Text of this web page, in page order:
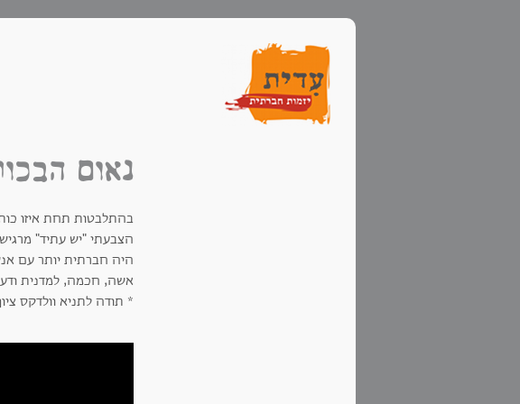
נאום
בהתלבטות תחת איזו
הצבעתי "יש עתיד"
היה חברתית יותר עם
אשה, חכמה, למדנית
* תודה לתניא וולדקס